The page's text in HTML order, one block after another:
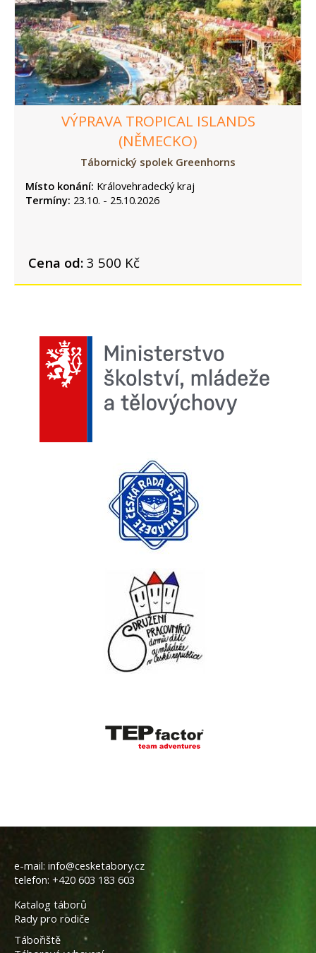
VÝPRAVA TROPICAL ISLANDS
(NĚMECKO)
Tábornický spolek Greenhorns
Místo konání: Královehradecký kraj
Termíny: 23.10. - 25.10.2026
Cena od:3 500 Kč
e-mail: info@cesketabory.cz
telefon: +420 603 183 603
Katalog táborů
Rady pro rodiče
Tábořiště